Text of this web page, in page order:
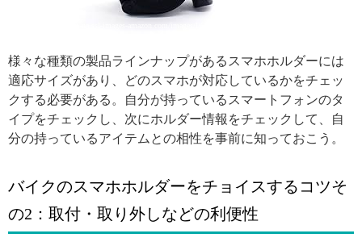
様々な種類の製品ラインナップがあるスマホホルダーには
適応サイズがあり、どのスマホが対応しているかをチェッ
クする必要がある。自分が持っているスマートフォンのタ
イプをチェックし、次にホルダー情報をチェックして、自
分の持っているアイテムとの相性を事前に知っておこう。
バイクのスマホホルダーをチョイスするコツそ
の2：取付・取り外しなどの利便性